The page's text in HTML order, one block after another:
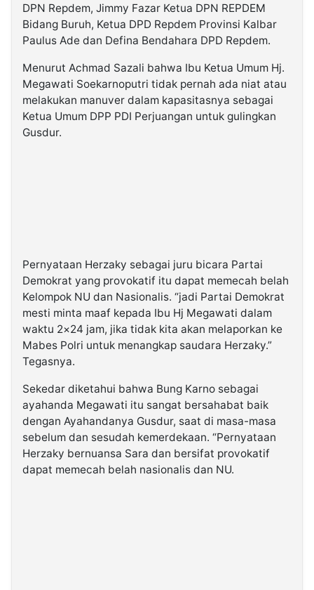
DPN Repdem, Jimmy Fazar Ketua DPN REPDEM
Bidang Buruh, Ketua DPD Repdem Provinsi Kalbar
Paulus Ade dan Defina Bendahara DPD Repdem.
Menurut Achmad Sazali bahwa Ibu Ketua Umum Hj.
Megawati Soekarnoputri tidak pernah ada niat atau
melakukan manuver dalam kapasitasnya sebagai
Ketua Umum DPP PDI Perjuangan untuk gulingkan
Gusdur.
Pernyataan Herzaky sebagai juru bicara Partai
Demokrat yang provokatif itu dapat memecah belah
Kelompok NU dan Nasionalis. “jadi Partai Demokrat
mesti minta maaf kepada Ibu Hj Megawati dalam
waktu 2×24 jam, jika tidak kita akan melaporkan ke
Mabes Polri untuk menangkap saudara Herzaky.”
Tegasnya.
Sekedar diketahui bahwa Bung Karno sebagai
ayahanda Megawati itu sangat bersahabat baik
dengan Ayahandanya Gusdur, saat di masa-masa
sebelum dan sesudah kemerdekaan. “Pernyataan
Herzaky bernuansa Sara dan bersifat provokatif
dapat memecah belah nasionalis dan NU.